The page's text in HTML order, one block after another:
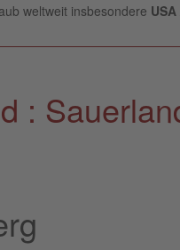
weltweit insbesondere
: